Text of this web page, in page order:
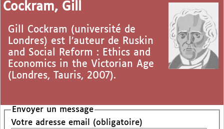
Cockram, Gill
Gill Cockram (université de
Londres) est l’auteur de Ruskin
and Social Reform : Ethics and
Economics in the Victorian Age
(Londres, Tauris, 2007).
Envoyer un message
Votre adresse email (obligatoire)